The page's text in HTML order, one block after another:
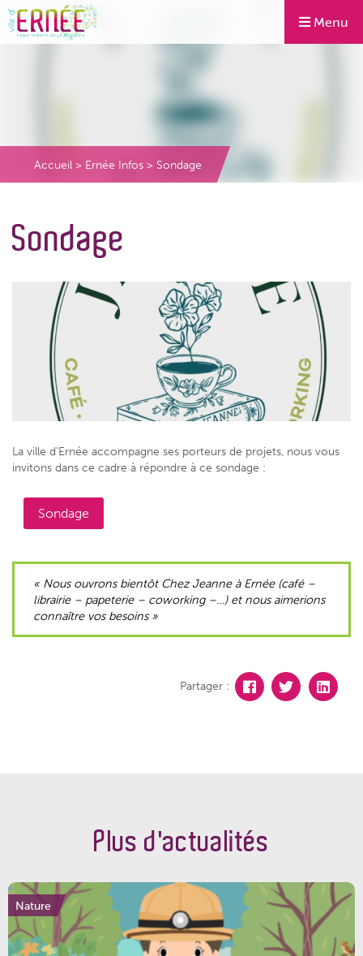
Menu
Accueil > Ernée Infos > Sondage
Sondage
La ville d’Ernée accompagne ses porteurs de projets, nous vous
invitons dans ce cadre à répondre à ce sondage :
Sondage
« Nous ouvrons bientôt Chez Jeanne à Ernée (café –
librairie – papeterie – coworking –…) et nous aimerions
connaître vos besoins »
Partager :
Plus d'actualités
Nature